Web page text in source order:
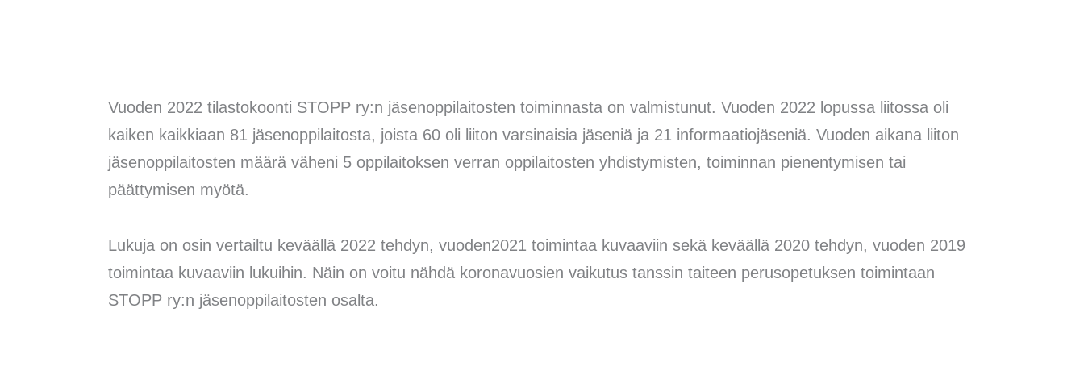
Vuoden 2022 tilastokoonti STOPP ry:n jäsenoppilaitosten toiminnasta on valmistunut. Vuoden 2022 lopussa liitossa oli
kaiken kaikkiaan 81 jäsenoppilaitosta, joista 60 oli liiton varsinaisia jäseniä ja 21 informaatiojäseniä. Vuoden aikana liiton
jäsenoppilaitosten määrä väheni 5 oppilaitoksen verran oppilaitosten yhdistymisten, toiminnan pienentymisen tai
päättymisen myötä.
Lukuja on osin vertailtu keväällä 2022 tehdyn, vuoden2021 toimintaa kuvaaviin sekä keväällä 2020 tehdyn, vuoden 2019
toimintaa kuvaaviin lukuihin. Näin on voitu nähdä koronavuosien vaikutus tanssin taiteen perusopetuksen toimintaan
STOPP ry:n jäsenoppilaitosten osalta.